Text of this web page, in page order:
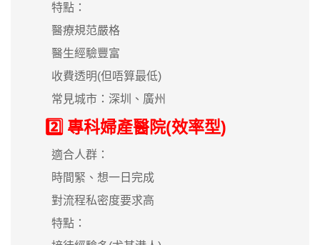
特點：
醫療規范嚴格
醫生經驗豐富
收費透明(但唔算最低)
常見城市：深圳、廣州
2️⃣ 專科婦產醫院(效率型)
適合人群：
時間緊、想一日完成
對流程私密度要求高
特點：